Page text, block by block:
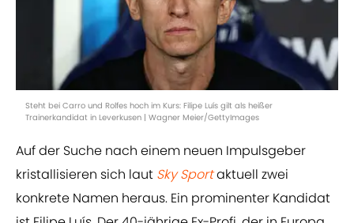
Steht bei Carro und Rolfes hoch im Kurs: Filipe Luís gilt als heißer
Trainerkandidat in Leverkusen | Wagner Meier/GettyImages
Auf der Suche nach einem neuen Impulsgeber
kristallisieren sich laut Sky Sportaktuell zwei
konkrete Namen heraus. Ein prominenter Kandidat